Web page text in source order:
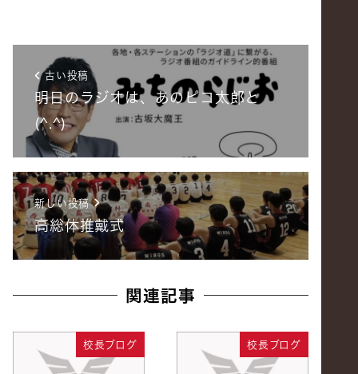
古い投稿
明日のラジオは、あのピコ太郎と
(^.^)
新しい投稿
高総体推戴式
関連記事
校長ブログ 校長ブログ